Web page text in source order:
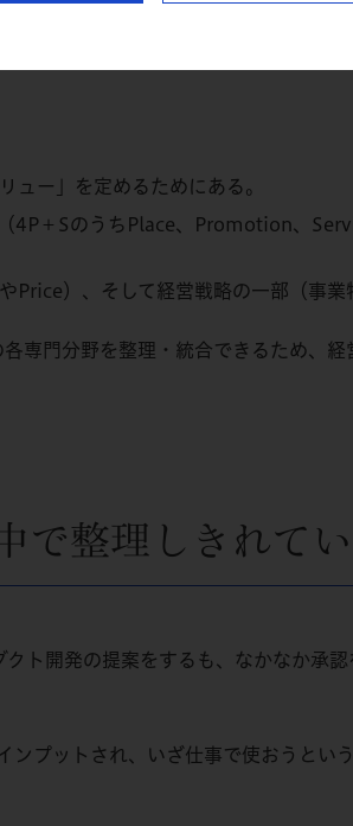
いが、決してそういうわけではない
ュー」を定めるためにある。
4P＋SのうちPlace、Promotion、
）、そして経営戦略の一部（事
専門分野を整理・統合できるため、
で整理しきれて
ト開発の提案をするも、なかなか承
プットされ、いざ仕事で使おうとい